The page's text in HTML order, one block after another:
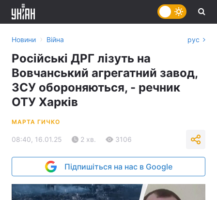
Новини › Війна рус
Російські ДРГ лізуть на
Вовчанський агрегатний завод,
ЗСУ обороняються, - речник
ОТУ Харків
МАРТА ГИЧКО
08:40, 16.01.25 2 хв. 3106
Підпишіться на нас в Google